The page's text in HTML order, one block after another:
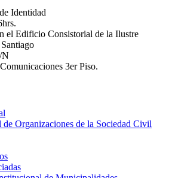
Identidad
el Edificio Consistorial de la Ilustre
N
3er Piso.
de Organizaciones de la Sociedad Civil